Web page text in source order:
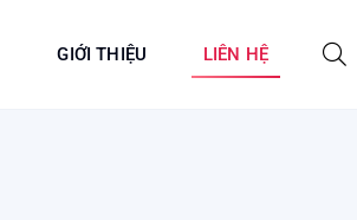
GIỚI THIỆU LIÊN HỆ